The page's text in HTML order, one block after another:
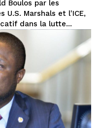
Boulos par les
U.S. Marshals et l'ICE,
dans la lutte...